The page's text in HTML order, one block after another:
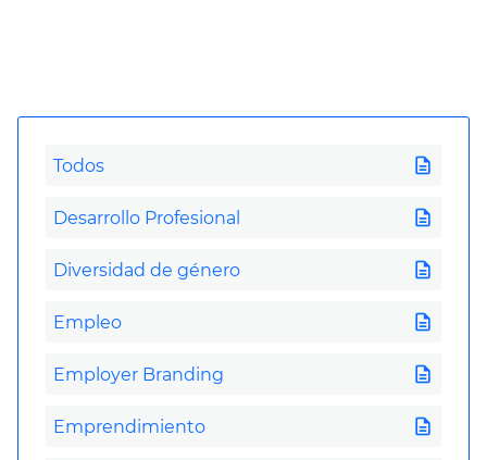
Todos description
Desarrollo Profesional description
Diversidad de género description
Empleo description
Employer Branding description
Emprendimiento description